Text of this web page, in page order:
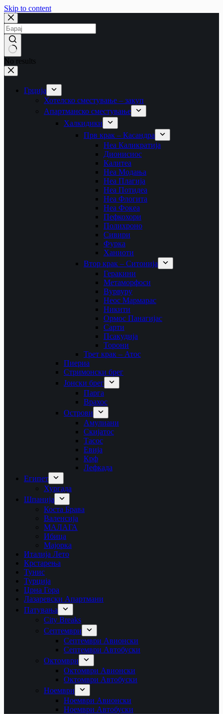
Skip to content
No results
Грција
Хотелско сместување – закуп
Апартманско сместување
Халкидики
Прв крак – Касандра
Неа Каликратија
Дионисиос
Калитеа
Неа Модања
Неа Плагија
Неа Потидеа
Неа Флогита
Неа Фокеа
Пефкохори
Полихроно
Сивири
Фурка
Ханиоти
Втор крак – Ситонија
Геракини
Метаморфоси
Вурвуру
Неос Мармарас
Никити
Ормос Панагијас
Сарти
Псакудија
Торони
Трет крак – Атос
Пиериа
Стримонски брег
Јонски брег
Парга
Врахос
Острови
Амулиани
Скијатос
Тасос
Евија
Крф
Лефкада
Египет
Хургада
Шпанија
Коста Брава
Валенсија
МАЛАГА
Ибица
Мајорка
Италија Лето
Крстарења
Тунис
Турција
Црна Гора
Лазаревски Апартмани
Патувања
City Breaks
Септември
Септември Авионски
Септември Автобуски
Октомври
Октомври Авионски
Октомври Автобуски
Ноември
Ноември Авионски
Ноември Автобуски